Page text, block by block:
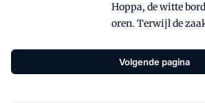
Hoppa, de witte
oren. Terwijl de
buikdanseres. Drie
Volgende pagina